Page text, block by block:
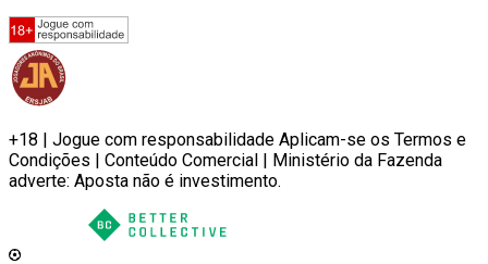
+18 | Jogue com responsabilidade Aplicam-se os Termos e
Condições | Conteúdo Comercial | Ministério da Fazenda
adverte: Aposta não é investimento.